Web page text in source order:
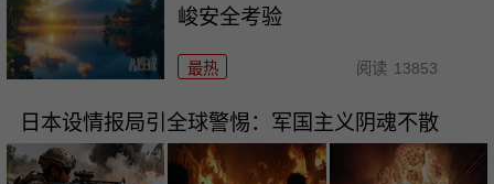
峻安全考验
最热 阅读 13853
日本设情报局引全球警惕：军国主义阴魂不散